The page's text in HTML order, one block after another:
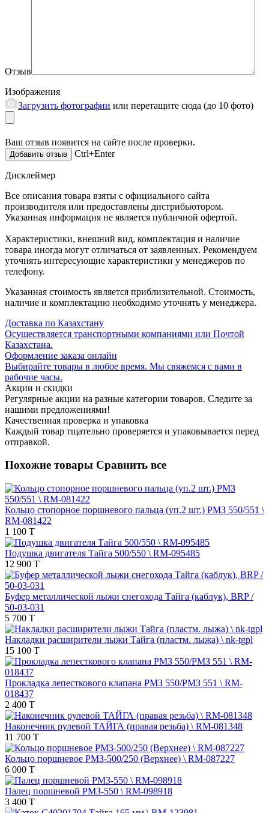
Отзыв
Изображения
Загрузить фотографии или перетащите сюда (до 10 фото)
Ваш отзыв появится на сайте после проверки.
Ctrl+Enter
Дисклеймер
Все описания товара взяты с официального сайта
производителя или предоставлены дистрибьютором.
Указанная информация не является публичной офертой.
Характеристики, внешний вид, комплектация и наличие
товара иногда могут отличаться от заявленных. Рекомендуем
уточнять интересующие характеристики у менеджеров по
телефону.
Указанная стоимость является приблизительной. Стоимость,
наличие и комплектацию необходимо уточнять у менеджера.
Доставка по Казахстану
Осуществляется транспортными компаниями или Почтой
Казахстана.
Оформление заказа онлайн
Выбирайте товары в любое время. Мы свяжемся с вами в
рабочие часы.
Акции и скидки
Регулярные акции на разные категории товаров. Следите за
нашими предложениями!
Качественная проверка и упаковка
Каждый товар тщательно проверяется и упаковывается перед
отправкой.
Похожие товары Сравнить все
Кольцо стопорное поршневого пальца (уп.2 шт.) РМЗ 550/551 \
RM-081422
1 100 T
Подушка двигателя Тайга 500/550 \ RM-095485
12 900 T
Буфер металлической лыжи снегохода Тайга (каблук), BRP /
50-03-031
5 700 T
Накладки расширители лыжи Тайга (пластм. лыжа) \ nk-tgpl
15 100 T
Прокладка лепесткового клапана РМЗ 550/РМЗ 551 \ RM-
018437
2 400 T
Наконечник рулевой ТАЙГА (правая резьба) \ RM-081348
11 700 T
Кольцо поршневое РМЗ-500/250 (Верхнее) \ RM-087227
6 000 T
Палец поршневой РМЗ-550 \ RM-098918
3 400 T